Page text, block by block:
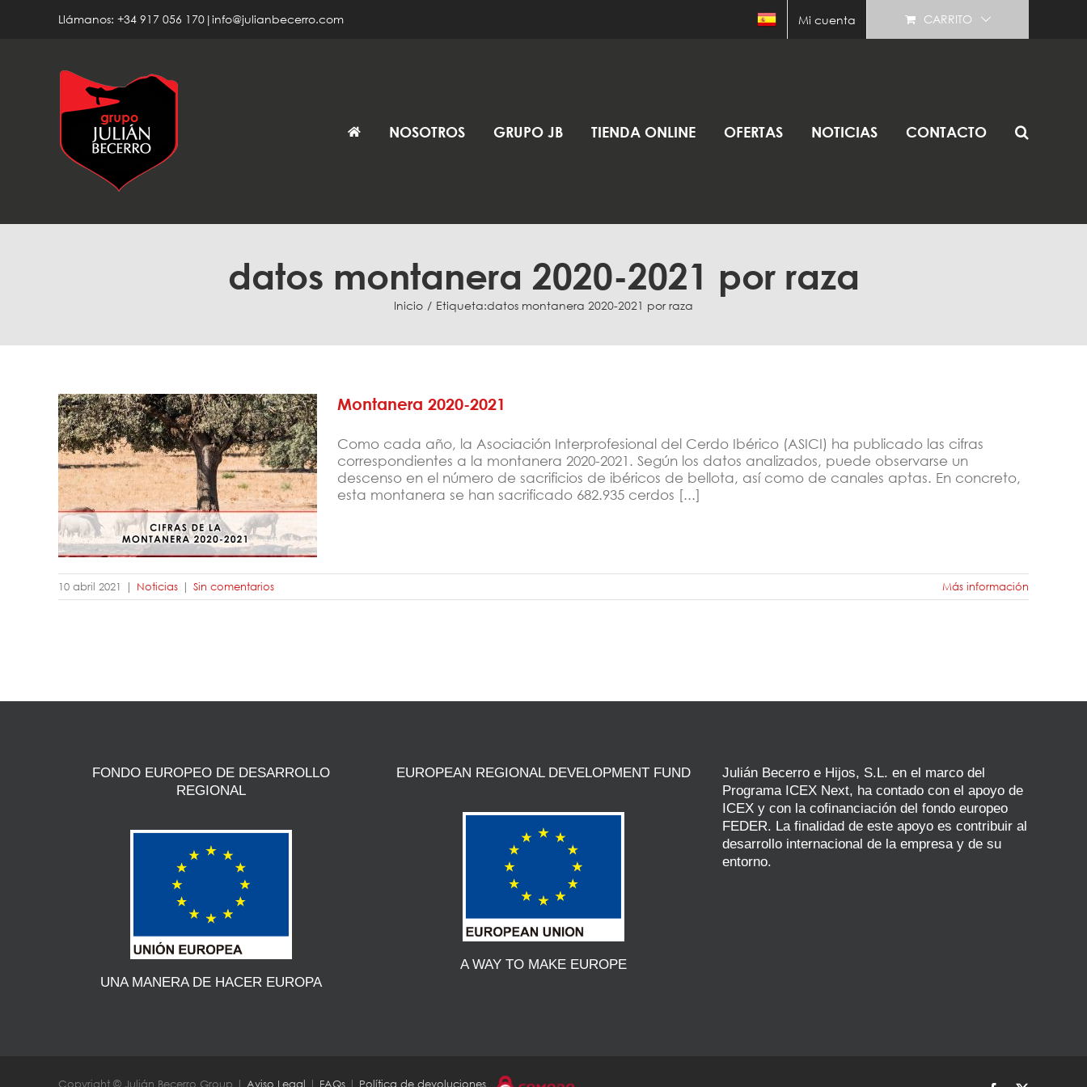
Llámanos: +34 917 056 170|info@julianbecerro.com Mi cuenta CARRITO
NOSOTROS GRUPO JB TIENDA ONLINE OFERTAS NOTICIAS CONTACTO
datos montanera 2020-2021 por raza
Inicio Etiqueta:datos montanera 2020-2021 por raza
Montanera 2020-2021
Montanera 2020-2021
Como cada año, la Asociación Interprofesional del Cerdo Ibérico (ASICI) ha publicado las cifras
correspondientes a la montanera 2020-2021. Según los datos analizados, puede observarse un
descenso en el número de sacrificios de ibéricos de bellota, así como de canales aptas. En concreto,
esta montanera se han sacrificado 682.935 cerdos [...]
10 abril 2021 | Noticias | Sin comentarios Más información
FONDO EUROPEO DE DESARROLLO
REGIONAL
UNA MANERA DE HACER EUROPA
EUROPEAN REGIONAL DEVELOPMENT FUND
A WAY TO MAKE EUROPE
Julián Becerro e Hijos, S.L. en el marco del
Programa ICEX Next, ha contado con el apoyo de
ICEX y con la cofinanciación del fondo europeo
FEDER. La finalidad de este apoyo es contribuir al
desarrollo internacional de la empresa y de su
entorno.